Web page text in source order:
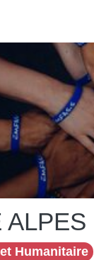
Humanitaire